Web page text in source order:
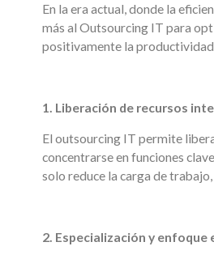
En la era actual, donde la
más al Outsourcing IT para
positivamente la
1. Liberación de recursos
El outsourcing IT permite
concentrarse en funciones
solo reduce la carga de
2. Especialización y enfoque